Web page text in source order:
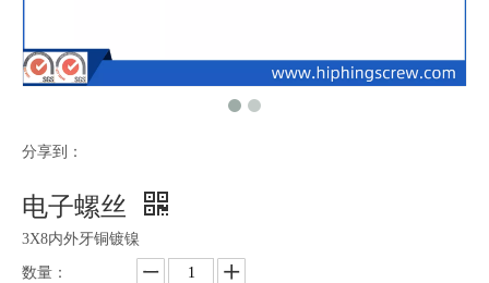
分享到：
电子螺丝
3X8内外牙铜镀镍
数量：